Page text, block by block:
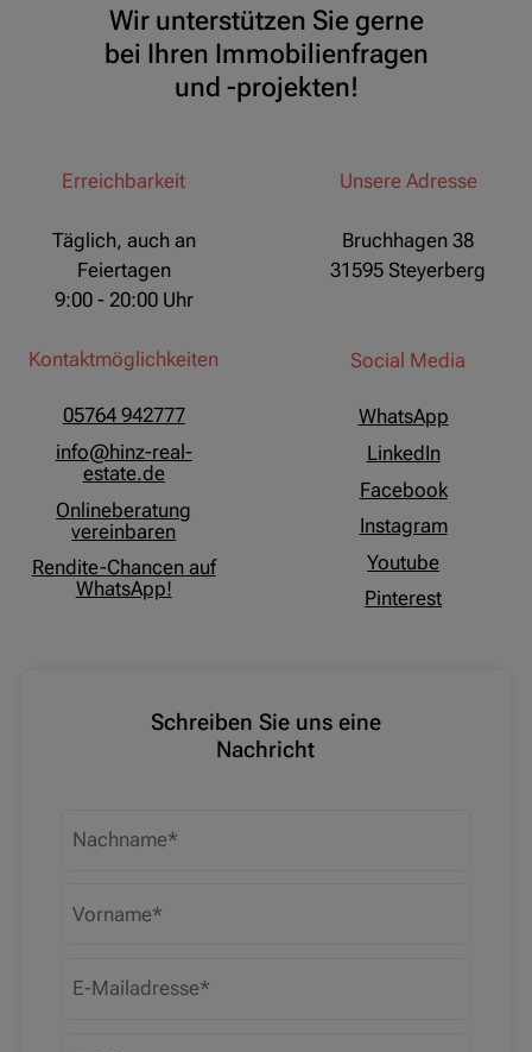
Wir unterstützen Sie gerne
bei Ihren Immobilienfragen
und -projekten!
Erreichbarkeit
Täglich, auch an
Feiertagen
9:00 - 20:00 Uhr
Kontaktmöglichkeiten
05764 942777
info@hinz-real-
estate.de
Onlineberatung
vereinbaren
Rendite-Chancen auf
WhatsApp!
Unsere Adresse
Bruchhagen 38
31595 Steyerberg
Social Media
WhatsApp
LinkedIn
Facebook
Instagram
Youtube
Pinterest
Schreiben Sie uns eine
Nachricht